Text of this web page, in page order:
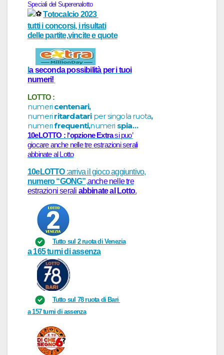
Speciali del Superenalotto
Totocalcio 2023
tutti i concorsi, i risultati
delle partite,vincite e quote
laseconda possibilità per i tuoi
numeri!
LOTTO :
numeri centenari,
numeri ritardatari per singola ruota,
numerifrequenti,numeri spia…
10eLOTTO : l‘opzione Extrasi puo’
giocare anche nelle tre estrazioni serali
abbinate al Lotto
10eLOTTO :arriva il gioco aggiuntivo,
numero “GONG”,anche nelle tre
estrazioni serali abbinate al Lotto.
Tutto sul 2 ruota di Venezia
a 165turnidi assenza
Tutto sul 78 ruota diBari
a 157turni di assenza